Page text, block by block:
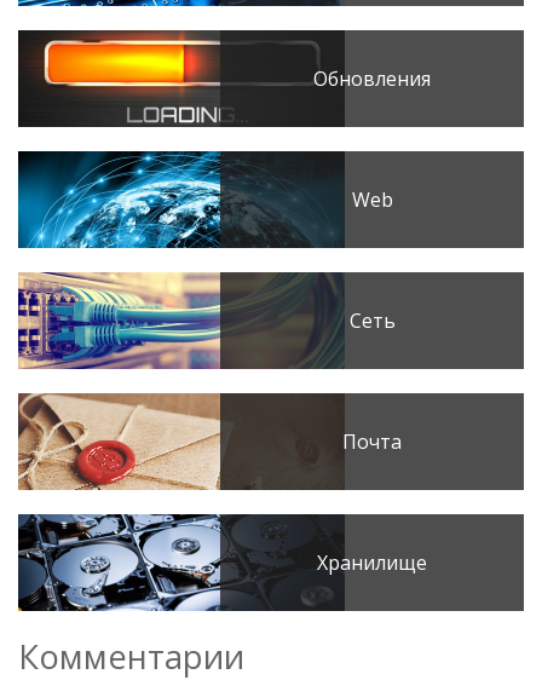
Обновления
Web
Сеть
Почта
Хранилище
Комментарии